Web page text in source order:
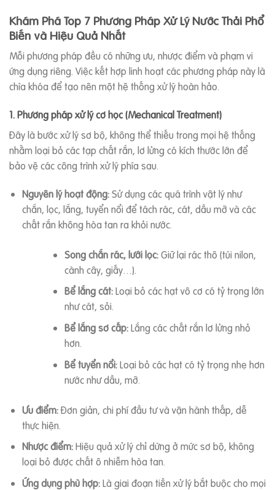
Khám Phá Top 7 Phương Pháp Xử Lý Nước Thải Phổ
Biến và Hiệu Quả Nhất
Mỗi phương pháp đều có những ưu, nhược điểm và phạm vi
ứng dụng riêng. Việc kết hợp linh hoạt các phương pháp này là
chìa khóa để tạo nên một hệ thống xử lý hoàn hảo.
1. Phương pháp xử lý cơ học (Mechanical Treatment)
Đây là bước xử lý sơ bộ, không thể thiếu trong mọi hệ thống
nhằm loại bỏ các tạp chất rắn, lơ lửng có kích thước lớn để
bảo vệ các công trình xử lý phía sau.
Nguyên lý hoạt động:Sử dụng các quá trình vật lý như
chắn, lọc, lắng, tuyển nổi để tách rác, cát, dầu mỡ và các
chất rắn không hòa tan ra khỏi nước.
Song chắn rác, lưới lọc:Giữ lại rác thô (túi nilon,
cành cây, giấy…).
Bể lắng cát:Loại bỏ các hạt vô cơ có tỷ trọng lớn
như cát, sỏi.
Bể lắng sơ cấp:Lắng các chất rắn lơ lửng nhỏ
hơn.
Bể tuyển nổi:Loại bỏ các hạt có tỷ trọng nhẹ hơn
nước như dầu, mỡ.
Ưu điểm:Đơn giản, chi phí đầu tư và vận hành thấp, dễ
thực hiện.
Nhược điểm:Hiệu quả xử lý chỉ dừng ở mức sơ bộ, không
loại bỏ được chất ô nhiễm hòa tan.
Ứng dụng phù hợp:Là giai đoạn tiền xử lý bắt buộc cho mọi